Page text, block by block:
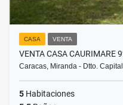
CASA VENTA
VENTA CASA CAURIMARE
Caracas, Miranda - Dtto.
5 Habitaciones